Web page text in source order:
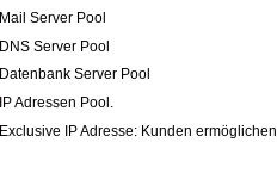
Mail Server Pool
DNS Server Pool
Datenbank Server Pool
IP Adressen Pool.
Exclusive IP Adresse: Kunden